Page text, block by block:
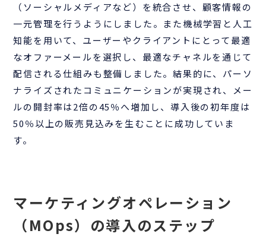
（ソーシャルメディアなど）を統合させ、顧客情報の
一元管理を行うようにしました。また機械学習と人工
知能を用いて、ユーザーやクライアントにとって最適
なオファーメールを選択し、最適なチャネルを通じて
配信される仕組みも整備しました。結果的に、パーソ
ナライズされたコミュニケーションが実現され、メー
ルの開封率は2倍の45％へ増加し、導入後の初年度は
50％以上の販売見込みを生むことに成功していま
す。
マーケティングオペレーション
（MOps）の導入のステップ